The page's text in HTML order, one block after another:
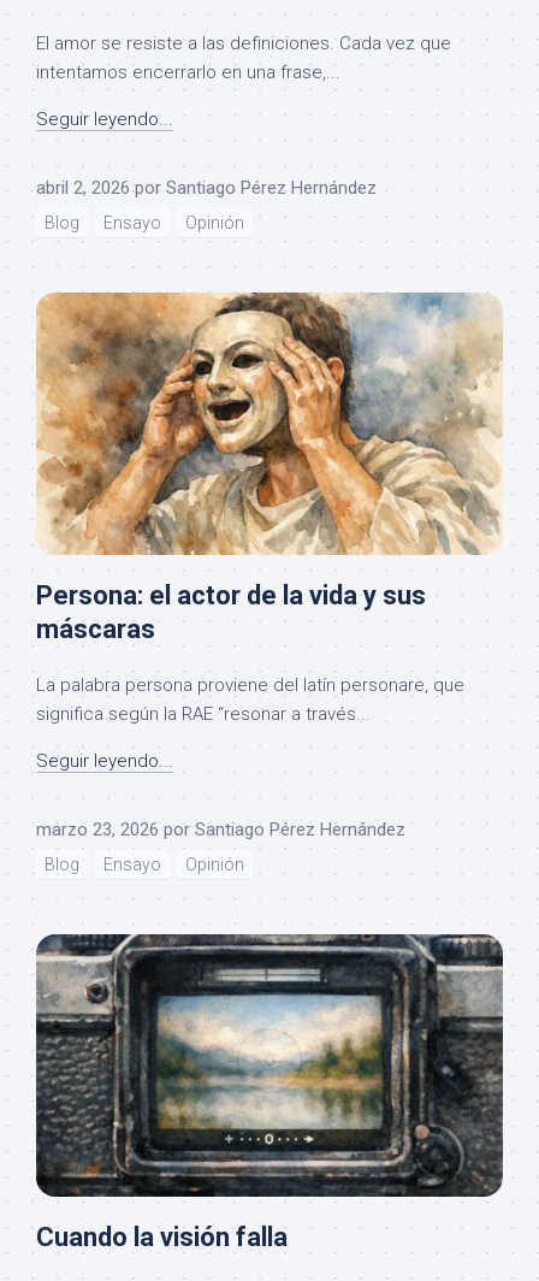
El amor se resiste a las definiciones. Cada vez que
intentamos encerrarlo en una frase,...
Seguir leyendo...
abril 2, 2026 por Santiago Pérez Hernández
Blog Ensayo Opinión
Persona: el actor de la vida y sus
máscaras
La palabra persona proviene del latín personare, que
significa según la RAE “resonar a través...
Seguir leyendo...
marzo 23, 2026 por Santiago Pérez Hernández
Blog Ensayo Opinión
Cuando la visión falla